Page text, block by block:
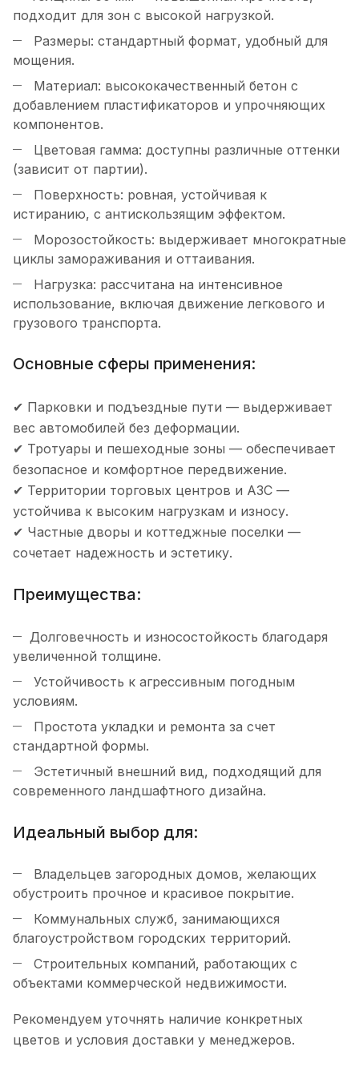
подходит для зон с высокой нагрузкой.
Размеры: стандартный формат, удобный для
мощения.
Материал: высококачественный бетон с
добавлением пластификаторов и упрочняющих
компонентов.
Цветовая гамма: доступны различные оттенки
(зависит от партии).
Поверхность: ровная, устойчивая к
истиранию, с антискользящим эффектом.
Морозостойкость: выдерживает многократные
циклы замораживания и оттаивания.
Нагрузка: рассчитана на интенсивное
использование, включая движение легкового и
грузового транспорта.
Основные сферы применения:
✔ Парковки и подъездные пути — выдерживает
вес автомобилей без деформации.
✔ Тротуары и пешеходные зоны — обеспечивает
безопасное и комфортное передвижение.
✔ Территории торговых центров и АЗС —
устойчива к высоким нагрузкам и износу.
✔ Частные дворы и коттеджные поселки —
сочетает надежность и эстетику.
Преимущества:
Долговечность и износостойкость благодаря
увеличенной толщине.
Устойчивость к агрессивным погодным
условиям.
Простота укладки и ремонта за счет
стандартной формы.
Эстетичный внешний вид, подходящий для
современного ландшафтного дизайна.
Идеальный выбор для:
Владельцев загородных домов, желающих
обустроить прочное и красивое покрытие.
Коммунальных служб, занимающихся
благоустройством городских территорий.
Строительных компаний, работающих с
объектами коммерческой недвижимости.
Рекомендуем уточнять наличие конкретных
цветов и условия доставки у менеджеров.